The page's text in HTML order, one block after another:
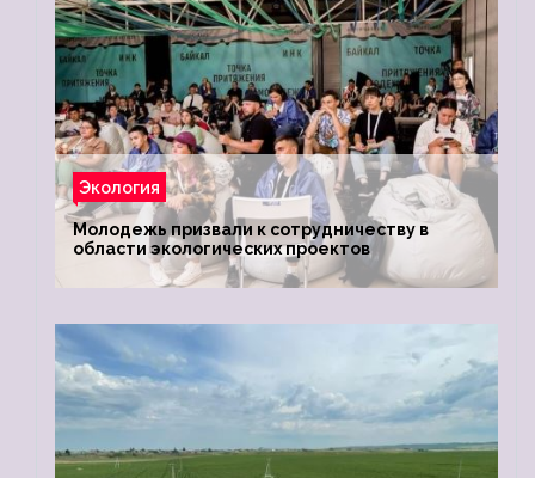
Экология
Молодежь призвали к сотрудничеству в
области экологических проектов